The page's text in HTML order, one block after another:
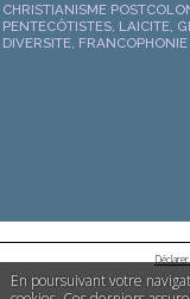
En poursuivant votre
CHRISTIANISME
PENTECÔTISTES, LAICITE,
DIVERSITE, FRANCOPHONIE
Déclarer